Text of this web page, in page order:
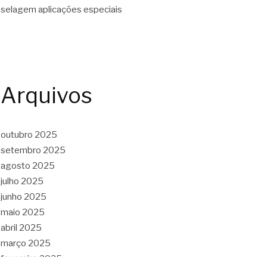
selagem aplicações especiais
Arquivos
outubro 2025
setembro 2025
agosto 2025
julho 2025
junho 2025
maio 2025
abril 2025
março 2025